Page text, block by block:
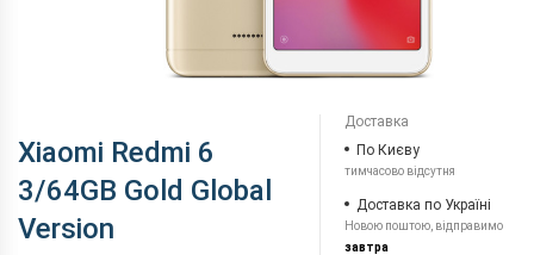
Xiaomi Redmi 6
3/64GB Gold Global
Version
Доставка
По Києву
тимчасово відсутня
Доставка по Україні
Новою поштою, відправимо
завтра